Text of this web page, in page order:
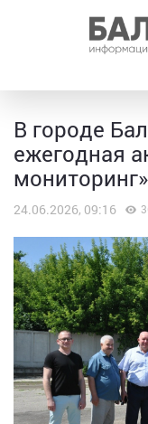
В городе
ежегодная
мониторинг»
24.06.2026, 09:16